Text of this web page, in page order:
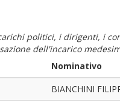
politici, i dirigenti, i
dell'incarico
Nominativo
BIANCHINI